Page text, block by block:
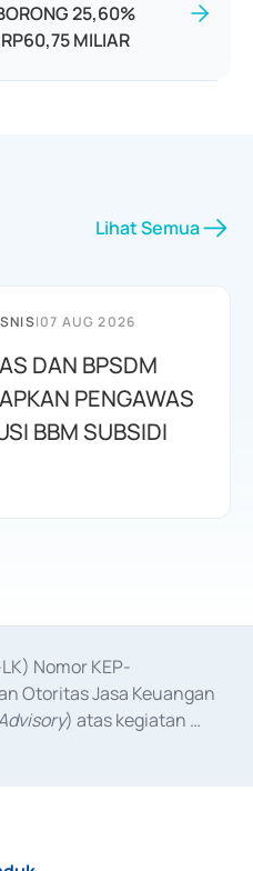
25,60%
MILIAR
Lihat Semua
|07 AUG 2026
DAN BPSDM
PENGAWAS
BBM SUBSIDI
Nomor KEP-
Otoritas Jasa Keuangan
) atas kegiatan